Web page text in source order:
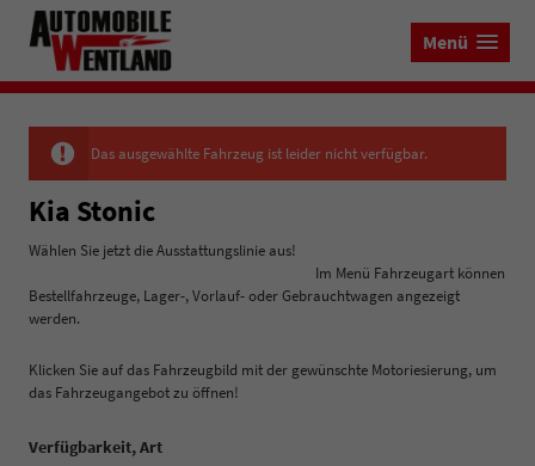
Menü
Das ausgewählte Fahrzeug ist leider nicht verfügbar.
Kia Stonic
Wählen Sie jetzt die Ausstattungslinie aus!
Im Menü Fahrzeugart können
Bestellfahrzeuge, Lager-, Vorlauf- oder Gebrauchtwagen angezeigt
werden.
Klicken Sie auf das Fahrzeugbild mit der gewünschte Motoriesierung, um
das Fahrzeugangebot zu öffnen!
Verfügbarkeit, Art